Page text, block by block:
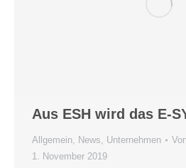
Aus ESH wird das E-
Allgemein, News, Unternehmen
1. November 2019